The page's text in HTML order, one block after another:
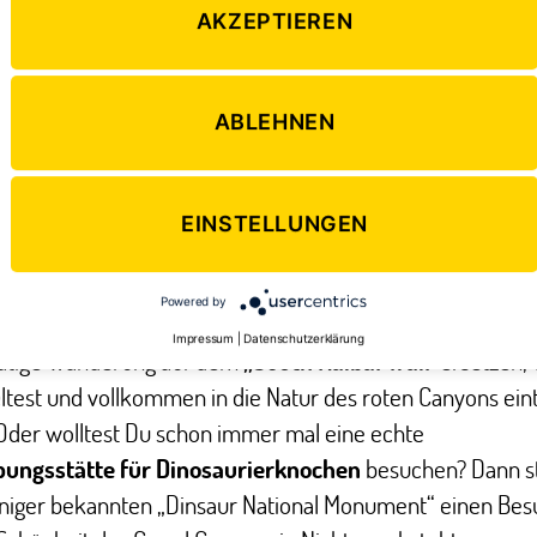
ein
auf
Reise darstellen
auch von
besucht
bleibt da noch der Sinn für die unberührte Natur?“,
fragen.
Selbst aktiv werden und Hinter die
hat das Land einiges für Abenteurer zu bieten: So
üblich 30-minütige Panoramatour zum Grand Canyon
Wanderung auf dem
und vollkommen in die Natur des roten Canyons
wolltest Du schon immer mal eine echte
für Dinosaurierknochen besuchen? Dann
bekannten „Dinsaur National Monument“ einen
AKZEPTIEREN
ABLEHNEN
EINSTELLUNGEN
Powered by
Impressum Datenschutzerklärung